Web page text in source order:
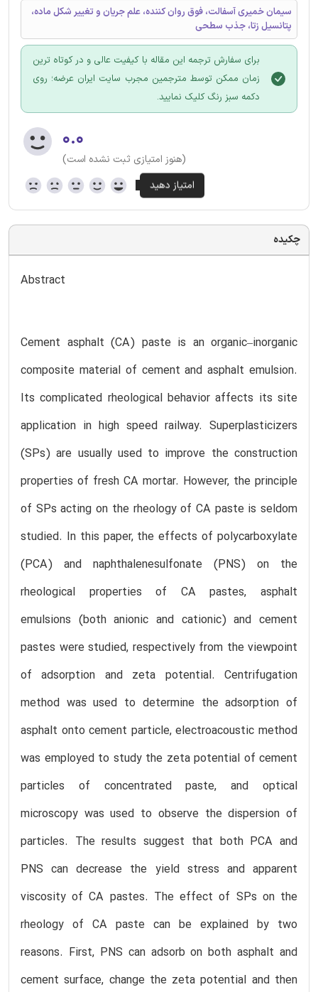
سیمان خمیری آسفالت، فوق روان کننده، علم جریان و تغییر شکل ماده،
پتانسیل زتا، جذب سطحی
برای سفارش ترجمه این مقاله با کیفیت عالی و در کوتاه ترین
زمان ممکن توسط مترجمین مجرب سایت ایران عرضه؛ روی
دکمه سبز رنگ کلیک نمایید.
۰.۰
(هنوز امتیازی ثبت نشده است)
چکیده
Abstract
Cement asphalt (CA) paste is an organic–inorganic
composite material of cement and asphalt emulsion.
Its complicated rheological behavior affects its site
application in high speed railway. Superplasticizers
(SPs) are usually used to improve the construction
properties of fresh CA mortar. However, the principle
of SPs acting on the rheology of CA paste is seldom
studied. In this paper, the effects of polycarboxylate
(PCA) and naphthalenesulfonate (PNS) on the
rheological properties of CA pastes, asphalt
emulsions (both anionic and cationic) and cement
pastes were studied, respectively from the viewpoint
of adsorption and zeta potential. Centrifugation
method was used to determine the adsorption of
asphalt onto cement particle, electroacoustic method
was employed to study the zeta potential of cement
particles of concentrated paste, and optical
microscopy was used to observe the dispersion of
particles. The results suggest that both PCA and
PNS can decrease the yield stress and apparent
viscosity of CA pastes. The effect of SPs on the
rheology of CA paste can be explained by two
reasons. First, PNS can adsorb on both asphalt and
cement surface, change the zeta potential and then